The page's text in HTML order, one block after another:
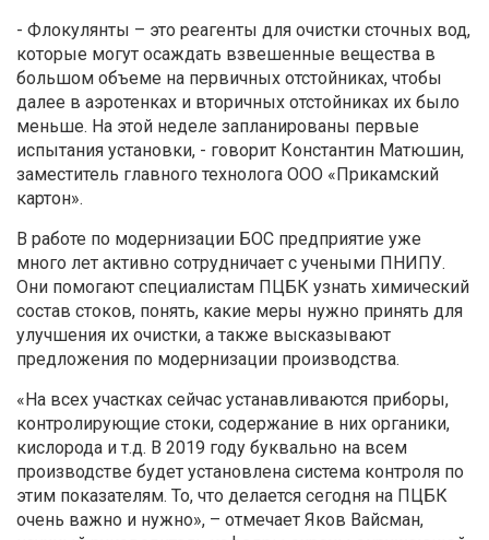
- Флокулянты – это реагенты для очистки сточных вод,
которые могут осаждать взвешенные вещества в
большом объеме на первичных отстойниках, чтобы
далее в аэротенках и вторичных отстойниках их было
меньше. На этой неделе запланированы первые
испытания установки, - говорит Константин Матюшин,
заместитель главного технолога ООО «Прикамский
картон».
В работе по модернизации БОС предприятие уже
много лет активно сотрудничает с учеными ПНИПУ.
Они помогают специалистам ПЦБК узнать химический
состав стоков, понять, какие меры нужно принять для
улучшения их очистки, а также высказывают
предложения по модернизации производства.
«На всех участках сейчас устанавливаются приборы,
контролирующие стоки, содержание в них органики,
кислорода и т.д. В 2019 году буквально на всем
производстве будет установлена система контроля по
этим показателям. То, что делается сегодня на ПЦБК
очень важно и нужно», – отмечает Яков Вайсман,